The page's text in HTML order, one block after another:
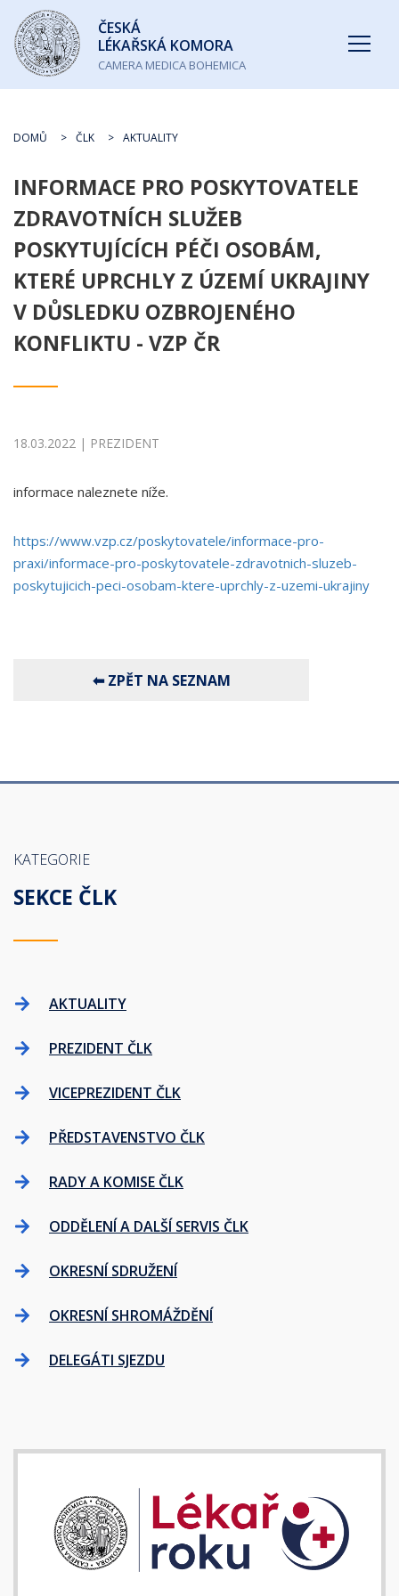
Česká
lékařská
komora
ČESKÁ
LÉKAŘSKÁ KOMORA
CAMERA MEDICA BOHEMICA
DOMŮ ČLK AKTUALITY
INFORMACE PRO POSKYTOVATELE
ZDRAVOTNÍCH SLUŽEB
POSKYTUJÍCÍCH PÉČI OSOBÁM,
KTERÉ UPRCHLY Z ÚZEMÍ UKRAJINY
V DŮSLEDKU OZBROJENÉHO
KONFLIKTU - VZP ČR
18.03.2022 | PREZIDENT
informace naleznete níže.
https://www.vzp.cz/poskytovatele/informace-pro-
praxi/informace-pro-poskytovatele-zdravotnich-sluzeb-
poskytujicich-peci-osobam-ktere-uprchly-z-uzemi-ukrajiny
KATEGORIE
SEKCE ČLK
AKTUALITY
PREZIDENT ČLK
VICEPREZIDENT ČLK
PŘEDSTAVENSTVO ČLK
RADY A KOMISE ČLK
ODDĚLENÍ A DALŠÍ SERVIS ČLK
OKRESNÍ SDRUŽENÍ
OKRESNÍ SHROMÁŽDĚNÍ
DELEGÁTI SJEZDU